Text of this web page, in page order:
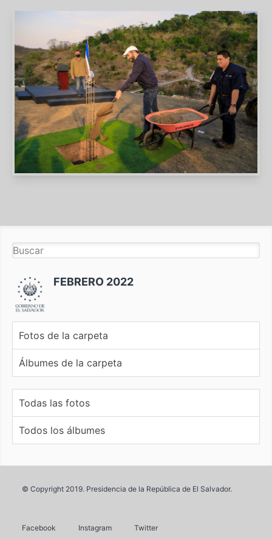
FEBRERO 2022
Fotos de la carpeta
Álbumes de la carpeta
Todas las fotos
Todos los álbumes
© Copyright 2019. Presidencia de la República de El Salvador.
Facebook Instagram Twitter